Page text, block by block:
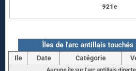
921e
Îles de l'arc antillais touchés
Ile Date Catégorie